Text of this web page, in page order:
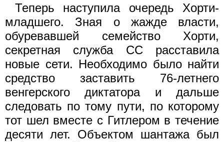
Теперь наступила очередь Хорти-
младшего. Зная о жажде власти,
обуревавшей семейство Хорти,
секретная служба СС расставила
новые сети. Необходимо было найти
средство заставить 76-летнего
венгерского диктатора и дальше
следовать по тому пути, по которому
тот шел вместе с Гитлером в течение
десяти лет. Объектом шантажа был